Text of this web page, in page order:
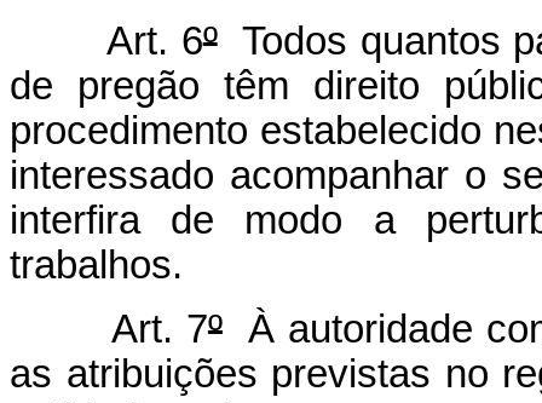
Art. 6ºTodos quantos
de pregão têm direito
procedimento estabelecido
interessado acompanhar o
interfira de modo a
trabalhos.
Art. 7ºÀ autoridade
as atribuições previstas no